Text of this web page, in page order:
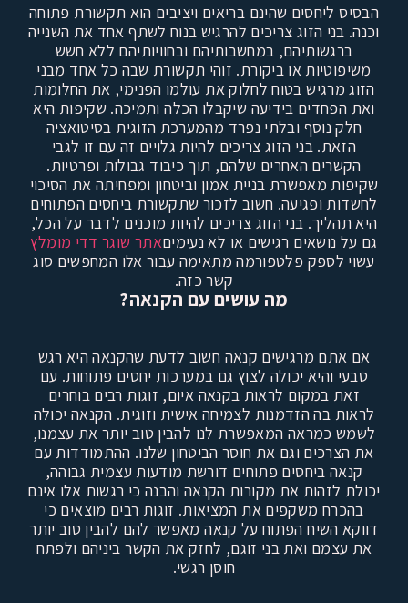
הבסיס ליחסים שהינם בריאים ויציבים הוא תקשורת פתוחה
וכנה. בני הזוג צריכים להרגיש בנוח לשתף אחד את השנייה
ברגשותיהם, במחשבותיהם ובחוויותיהם ללא חשש
משיפוטיות או ביקורת. זוהי תקשורת שבה כל אחד מבני
הזוג מרגיש בטוח לחלוק את עולמו הפנימי, את החלומות
ואת הפחדים בידיעה שיקבלו הכלה ותמיכה. שקיפות היא
חלק נוסף ובלתי נפרד מהמערכת הזוגית בסיטואציה
הזאת. בני הזוג צריכים להיות גלויים זה עם זו לגבי
הקשרים האחרים שלהם, תוך כיבוד גבולות ופרטיות.
שקיפות מאפשרת בניית אמון וביטחון ומפחיתה את הסיכוי
לחשדות ופגיעה. חשוב לזכור שתקשורת ביחסים הפתוחים
היא תהליך. בני הזוג צריכים להיות מוכנים לדבר על הכל,
גם על נושאים רגישים או לא נעימיםאתר שוגר דדי מומלץ
עשוי לספק פלטפורמה מתאימה עבור אלו המחפשים סוג
קשר כזה.
מה עושים עם הקנאה?
אם אתם מרגישים קנאה חשוב לדעת שהקנאה היא רגש
טבעי והיא יכולה לצוץ גם במערכות יחסים פתוחות. עם
זאת במקום לראות בקנאה איום, זוגות רבים בוחרים
לראות בה הזדמנות לצמיחה אישית וזוגית. הקנאה יכולה
לשמש כמראה המאפשרת לנו להבין טוב יותר את עצמנו,
את הצרכים וגם את חוסר הביטחון שלנו. ההתמודדות עם
קנאה ביחסים פתוחים דורשת מודעות עצמית גבוהה,
יכולת לזהות את מקורות הקנאה והבנה כי רגשות אלו אינם
בהכרח משקפים את המציאות. זוגות רבים מוצאים כי
דווקא השיח הפתוח על קנאה מאפשר להם להבין טוב יותר
את עצמם ואת בני זוגם, לחזק את הקשר ביניהם ולפתח
חוסן רגשי.